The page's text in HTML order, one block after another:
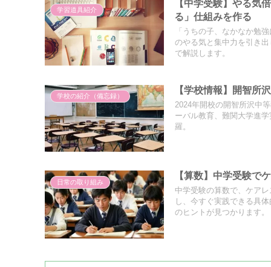
学習道具紹介
【中学受験】やる気
る」仕組みを作る
「うちの子、なかなか勉
のやる気と集中力を引き
で解説します。
学校の紹介（備忘録）
【学校情報】開智所
2024年開校の開智所沢中
ーバル教育、難関大学進
羅。
日常の取り組み
【算数】中学受験で
中学受験の算数で、ケア
し、今すぐ実践できる具
のヒントが見つかります。